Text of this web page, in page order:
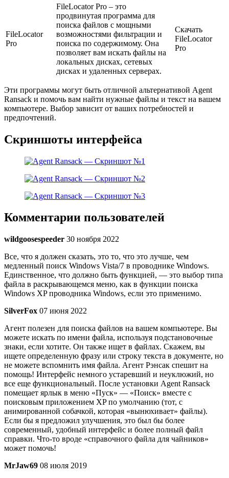
FileLocator
Pro
FileLocator Pro – это
продвинутая программа для
поиска файлов с мощными
возможностями фильтрации и
поиска по содержимому. Она
позволяет вам искать файлы на
локальных дисках, сетевых
дисках и удаленных серверах.
Скачать
FileLocator
Pro
Эти программы могут быть отличной альтернативой Agent
Ransack и помочь вам найти нужные файлы и текст на вашем
компьютере. Выбор зависит от ваших потребностей и
предпочтений.
Скриншоты интерфейса
Комментарии пользователей
wildgoosespeeder 30 ноября 2022
Все, что я должен сказать, это то, что это лучше, чем
медленный поиск Windows Vista/7 в проводнике Windows.
Единственное, что должно быть функцией, — это выбор типа
файла в раскрывающемся меню, как в функции поиска
Windows XP проводника Windows, если это применимо.
SilverFox 07 июня 2022
Агент полезен для поиска файлов на вашем компьютере. Вы
можете искать по имени файла, используя подстановочные
знаки, если хотите. Он также ищет в файлах. Скажем, вы
ищете определенную фразу или строку текста в документе, но
не можете вспомнить имя файла. Агент Рэнсак спешит на
помощь! Интерфейс немного устаревший и неуклюжий, но
все еще функциональный. После установки Agent Ransack
помещает ярлык в меню «Пуск» — «Поиск» вместе с
поисковым приложением XP по умолчанию (тот, с
анимированной собачкой, которая «вынюхивает» файлы).
Если бы я предложил улучшения, это был бы более
современный, удобный интерфейс и более полный файл
справки. Что-то вроде «справочного файла для чайников»
может помочь!
MrJaw69 08 июля 2019